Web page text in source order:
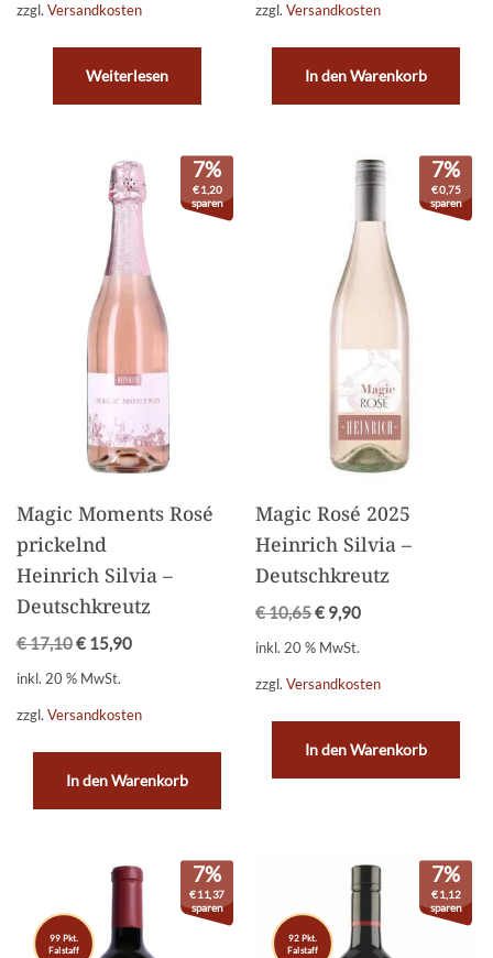
zzgl. Versandkosten
Weiterlesen
zzgl.Versandkosten
In den Warenkorb
7%
€1,20
sparen
Magic Moments Rosé
prickelnd
Heinrich Silvia –
Deutschkreutz
€17,10€ 15,90
inkl. 20 % MwSt.
zzgl. Versandkosten
In den Warenkorb
7%
€0,75
sparen
Magic Rosé 2025
Heinrich Silvia –
Deutschkreutz
€10,65€ 9,90
inkl. 20 % MwSt.
zzgl.Versandkosten
In den Warenkorb
99 Pkt.
Falstaff
7%
€11,37
sparen
92 Pkt.
Falstaff
7%
€1,12
sparen